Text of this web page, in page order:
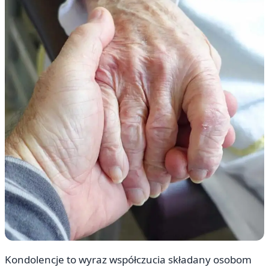
Kondolencje to wyraz współczucia składany osobom